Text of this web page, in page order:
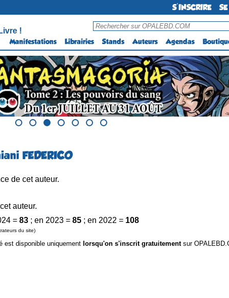
S'INSCRIRE
!
Manifestations
Librairies Stands Auteurs Agendas
FEDERICO
de cet auteur.
auteur.
= 83 ; en 2023 = 85 ; en 2022 = 108
du site)
est disponible uniquement lorsqu'on s'inscrit gratuitementsur